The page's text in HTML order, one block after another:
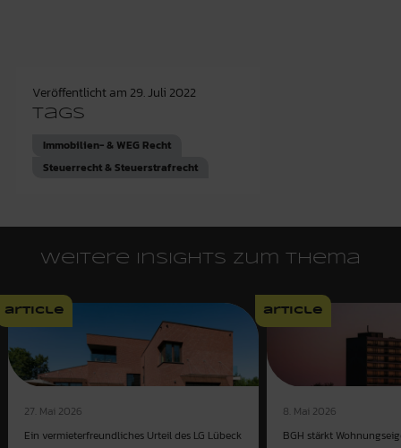
Veröffentlicht am 29. Juli 2022
Tags
Immobilien- & WEG Recht
Steuerrecht & Steuerstrafrecht
Weitere Insights zum Thema
article
27. Mai 2026
Ein vermieterfreundliches Urteil des LG Lübeck
article
8. Mai 2026
BGH stärkt